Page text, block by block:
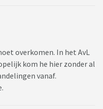
overkomen. In het AvL
kom he hier zonder al
vanaf.